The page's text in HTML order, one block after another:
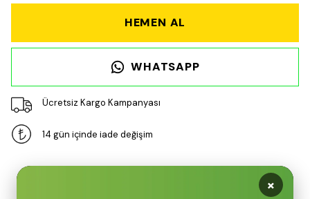
HEMEN AL
WHATSAPP
Ücretsiz Kargo Kampanyası
14 gün içinde iade değişim
×